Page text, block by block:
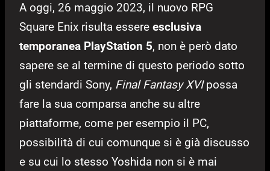
A oggi, 26 maggio 2023, il nuovo RPG
Square Enix risulta essere esclusiva
temporanea PlayStation 5, non è però dato
sapere se al termine di questo periodo sotto
gli stendardi Sony, Final Fantasy XVIpossa
fare la sua comparsa anche su altre
piattaforme, come per esempio il PC,
possibilità di cui comunque si è già discusso
e su cui lo stesso Yoshida non si è mai